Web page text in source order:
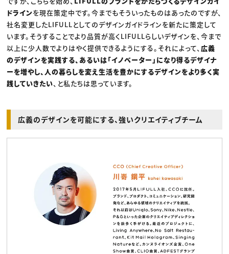
ドラインを現在策定中です。今までもそういったものはあったのですが、
社名変更したLIFULLとしてのデザインガイドラインを新たに策定して
います。そうすることでより品質が高くLIFULLらしいデザインを、今まで
以上に少人数でよりはやく提供できるようにする。それによって、 広義
のデザインを実践する、あるいは「イノベーター」になり得るデザイナ
ーを増やし、人の暮らしを変え生活を豊かにするデザインをより多く実
践していきたい、と私たちは思っています。
広義のデザインを可能にする、強いクリエイティブチーム